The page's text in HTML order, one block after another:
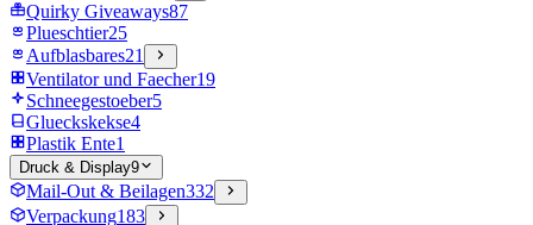
Quirky Giveaways87
Plueschtier25
Aufblasbares21
Ventilator und Faecher19
Schneegestoeber5
Glueckskekse4
Plastik Ente1
Druck & Display9
Mail-Out & Beilagen332
Verpackung183